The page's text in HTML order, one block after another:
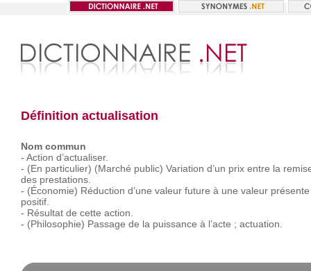
Définition actualisation
Nom commun
- Action d’actualiser.
- (En particulier) (Marché public) Variation d’un prix entre la
des prestations.
- (Économie) Réduction d’une valeur future à une valeur présente
positif.
- Résultat de cette action.
- (Philosophie) Passage de la puissance à l’acte ; actuation.